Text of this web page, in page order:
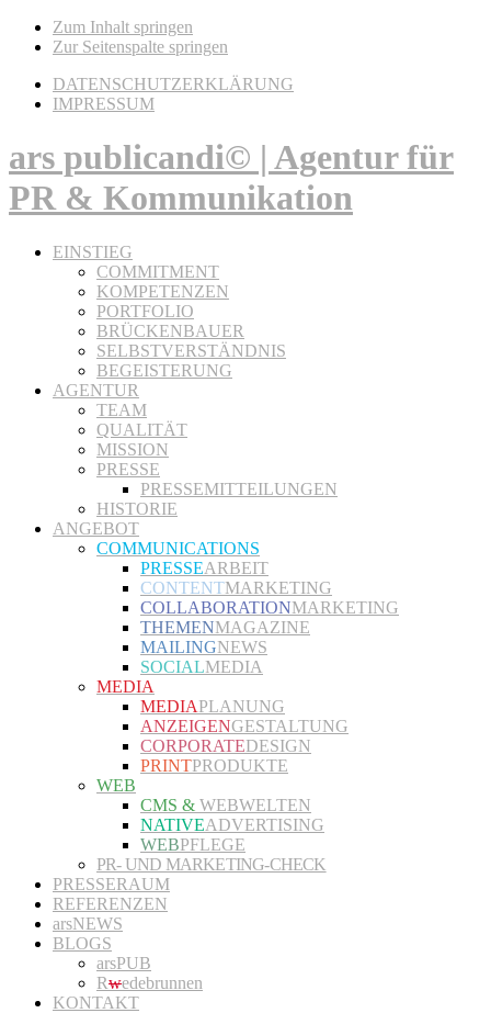
Zum Inhalt springen
Zur Seitenspalte springen
DATENSCHUTZERKLÄRUNG
IMPRESSUM
ars publicandi© | Agentur für
PR & Kommunikation
EINSTIEG
COMMITMENT
KOMPETENZEN
PORTFOLIO
BRÜCKENBAUER
SELBSTVERSTÄNDNIS
BEGEISTERUNG
AGENTUR
TEAM
QUALITÄT
MISSION
PRESSE
PRESSEMITTEILUNGEN
HISTORIE
ANGEBOT
COMMUNICATIONS
PRESSEARBEIT
CONTENTMARKETING
COLLABORATIONMARKETING
THEMENMAGAZINE
MAILINGNEWS
SOCIALMEDIA
MEDIA
MEDIAPLANUNG
ANZEIGENGESTALTUNG
CORPORATEDESIGN
PRINTPRODUKTE
WEB
CMS & WEBWELTEN
NATIVEADVERTISING
WEBPFLEGE
PR- UND MARKETING-CHECK
PRESSERAUM
REFERENZEN
arsNEWS
BLOGS
arsPUB
Rwedebrunnen
KONTAKT